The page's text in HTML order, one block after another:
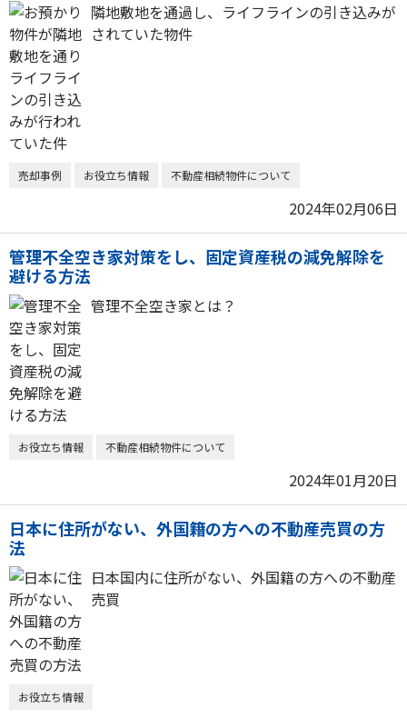
隣地敷地を通過し、ライフラインの引き込みが
されていた物件
売却事例 お役立ち情報 不動産相続物件について
2024年02月06日
管理不全空き家対策をし、固定資産税の減免解除を
避ける方法
管理不全空き家とは？
お役立ち情報 不動産相続物件について
2024年01月20日
日本に住所がない、外国籍の方への不動産売買の方
法
日本国内に住所がない、外国籍の方への不動産
売買
お役立ち情報